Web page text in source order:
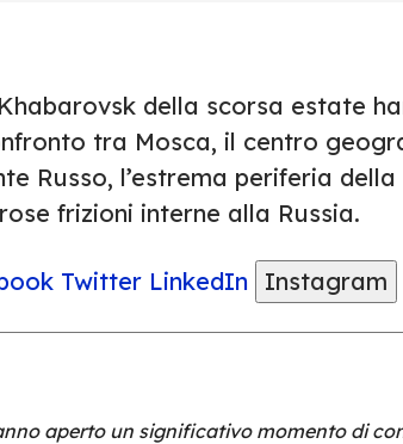
della scorsa estate
tra Mosca, il centro
Russo, l’estrema periferia
frizioni interne alla Russia.
Twitter LinkedIn Instagram
aperto un significativo momento di